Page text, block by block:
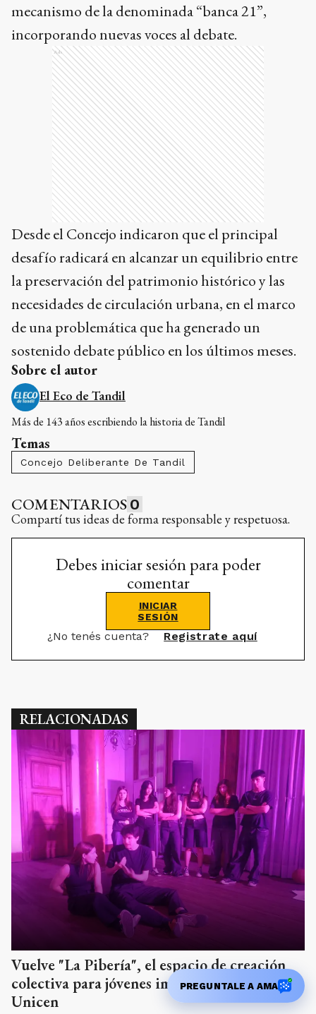
mecanismo de la denominada “banca 21”,
incorporando nuevas voces al debate.
Ads
Desde el Concejo indicaron que el principal
desafío radicará en alcanzar un equilibrio entre
la preservación del patrimonio histórico y las
necesidades de circulación urbana, en el marco
de una problemática que ha generado un
sostenido debate público en los últimos meses.
Sobre el autor
El Eco de Tandil
Más de 143 años escribiendo la historia de Tandil
Temas
Concejo Deliberante De Tandil
COMENTARIOS 0
Compartí tus ideas de forma responsable y respetuosa.
Debes iniciar sesión para poder
comentar
INICIAR
SESIÓN
¿No tenés cuenta? Registrate aquí
RELACIONADAS
Vuelve "La Pibería", el espacio de creación
colectiva para jóvenes impulsado por la
Unicen
PREGUNTALE A AMA